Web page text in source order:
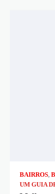
BAIRROS,
UM GUIA